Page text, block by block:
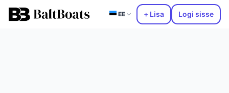
EE + Lisa Logi sisse